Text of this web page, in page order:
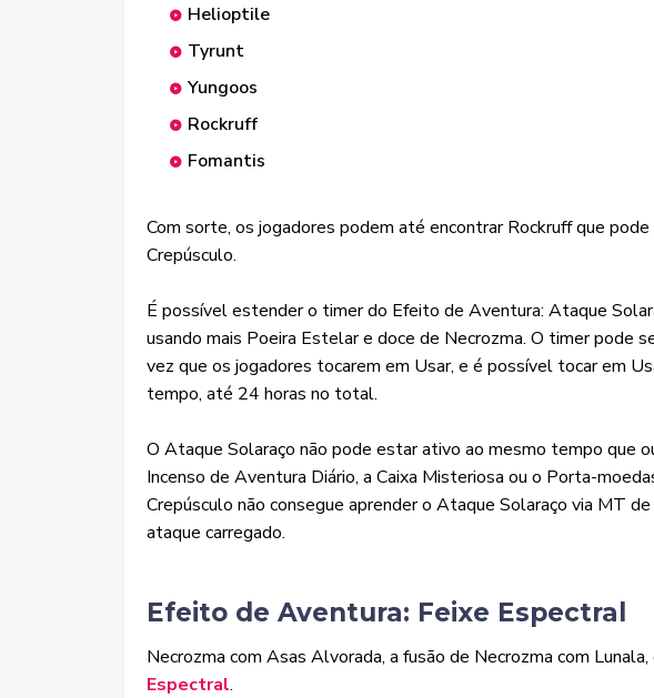
Helioptile
Tyrunt
Yungoos
Rockruff
Fomantis
Com sorte, os jogadores podem até encontrar Rockruff que pode
Crepúsculo.
É possível estender o timer do Efeito de Aventura: Ataque
usando mais Poeira Estelar e doce de Necrozma. O timer pode
vez que os jogadores tocarem em Usar, e é possível tocar em
tempo, até 24 horas no total.
O Ataque Solaraço não pode estar ativo ao mesmo tempo que
Incenso de Aventura Diário, a Caixa Misteriosa ou o Porta-
Crepúsculo não consegue aprender o Ataque Solaraço via MT
ataque carregado.
Efeito de Aventura: Feixe Espectral
Necrozma com Asas Alvorada, a fusão de Necrozma com
Espectral.